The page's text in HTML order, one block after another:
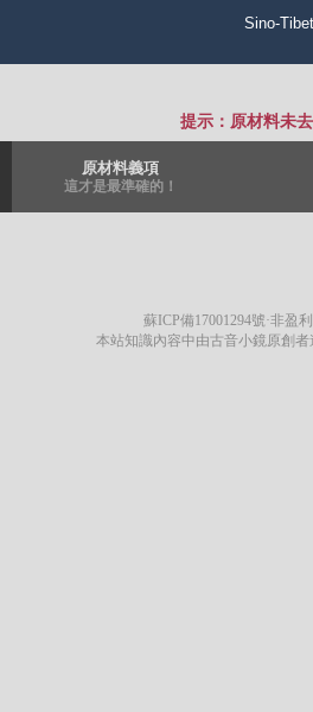
Sino-
提示：原材料未
原材料義項
這才是最準確的！
蘇ICP備17001294號·非盈
本站知識內容中由古音小鏡原創